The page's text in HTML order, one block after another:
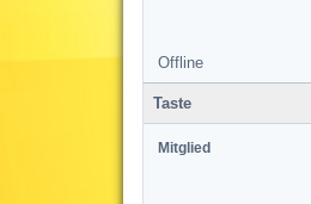
Offline
Taste
Mitglied